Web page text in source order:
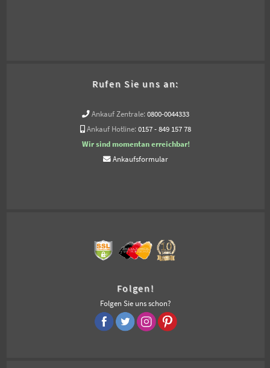
Rufen Sie uns an:
Ankauf Zentrale: 0800-0044333
Ankauf Hotline: 0157 - 849 157 78
Wir sind momentan erreichbar!
Ankaufsformular
Folgen!
Folgen Sie uns schon?